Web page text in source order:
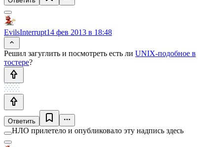
EvilsInterrupt14 фев 2013 в 18:48
Решил загуглить и посмотреть есть ли UNIX-подобное в
тостере?
Ответить
НЛО прилетело и опубликовало эту надпись здесь